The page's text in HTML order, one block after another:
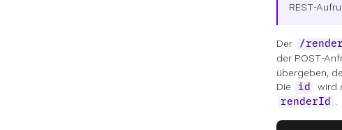
REST-
Der /render
der POST-
übergeben,
Die
id wird
renderId .